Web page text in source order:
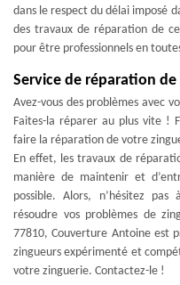
dans le respect du délai imposé
des travaux de réparation de
pour être professionnels en
Service de réparation
Avez-vous des problèmes avec
Faites-la réparer au plus vite !
faire la réparation de votre
En effet, les travaux de
manière de maintenir et
possible. Alors, n’hésitez
résoudre vos problèmes de
77810, Couverture Antoine est
zingueurs expérimenté et
votre zinguerie. Contactez-le !